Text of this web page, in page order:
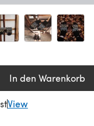
In den Warenkorb
View